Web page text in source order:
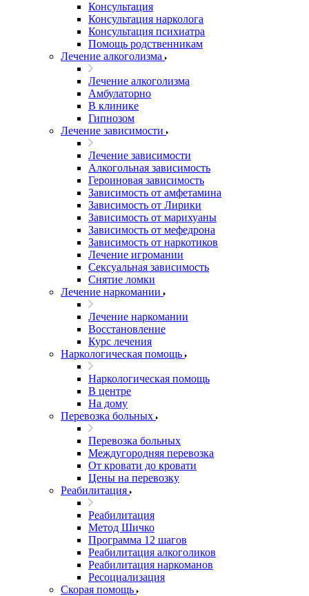
Консультация
Консультация нарколога
Консультация психиатра
Помощь родственникам
Лечение алкоголизма
Лечение алкоголизма
Амбулаторно
В клинике
Гипнозом
Лечение зависимости
Лечение зависимости
Алкогольная зависимость
Героиновая зависимость
Зависимость от амфетамина
Зависимость от Лирики
Зависимость от марихуаны
Зависимость от мефедрона
Зависимость от наркотиков
Лечение игромании
Сексуальная зависимость
Снятие ломки
Лечение наркомании
Лечение наркомании
Восстановление
Курс лечения
Наркологическая помощь
Наркологическая помощь
В центре
На дому
Перевозка больных
Перевозка больных
Междугородняя перевозка
От кровати до кровати
Цены на перевозку
Реабилитация
Реабилитация
Метод Шичко
Программа 12 шагов
Реабилитация алкоголиков
Реабилитация наркоманов
Ресоциализация
Скорая помощь